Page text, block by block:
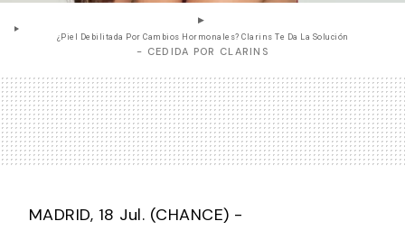
¿Piel Debilitada Por Cambios Hormonales? Clarins Te Da La Solución
- CEDIDA POR CLARINS
MADRID, 18 Jul. (CHANCE) -